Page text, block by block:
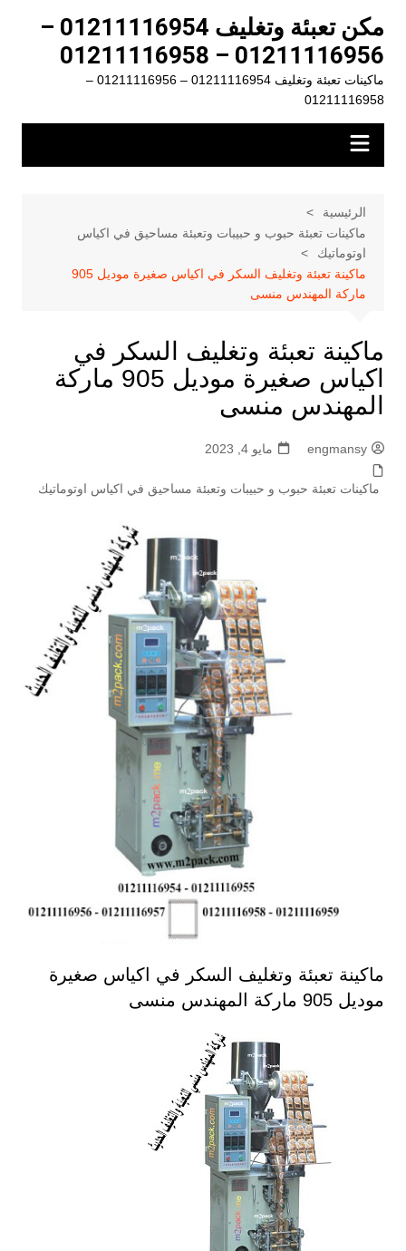
المحتوى
مكن تعبئة وتغليف 01211116954 –
01211116956 – 01211116958
ماكينات تعبئة وتغليف 01211116954 – 01211116956 –
01211116958
الرئيسية
ماكينات تعبئة حبوب و حبيبات وتعبئة مساحيق في اكياس
اوتوماتيك
ماكينة تعبئة وتغليف السكر في اكياس صغيرة موديل 905
ماركة المهندس منسى
ماكينة تعبئة وتغليف السكر في
اكياس صغيرة موديل 905 ماركة
المهندس منسى
engmansy مايو 4, 2023
ماكينات تعبئة حبوب و حبيبات وتعبئة مساحيق في اكياس اوتوماتيك
ماكينة تعبئة وتغليف السكر في اكياس صغيرة
موديل 905 ماركة المهندس منسى